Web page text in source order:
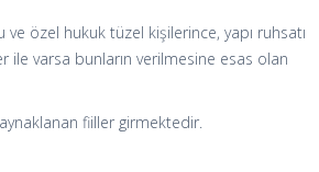
özel hukuk tüzel kişilerince, yapı ruhsatı
ile varsa bunların verilmesine esas olan
fiiller girmektedir.